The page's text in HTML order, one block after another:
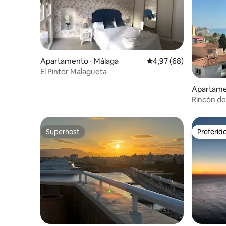
Apartamento ⋅ Málaga 4,97 de uma avaliação
4,97 (68)
El Pintor Malagueta
Rincón
Superhost
Superhost